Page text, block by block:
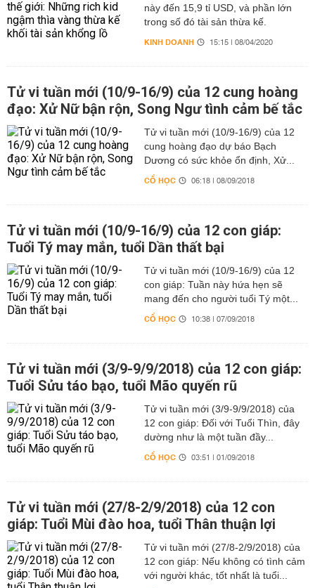
này đến 15,9 tỉ USD, và phần lớn
trong số đó tài sản thừa kế.
KINH DOANH 15:15 | 08/04/2020
Tử vi tuần mới (10/9-16/9) của 12 cung hoàng
đạo: Xử Nữ bận rộn, Song Ngư tình cảm bế tắc
Tử vi tuần mới (10/9-16/9) của 12
cung hoàng đạo dự báo Bạch
Dương có sức khỏe ổn định, Xử...
CỔ HỌC 06:18 | 08/09/2018
Tử vi tuần mới (10/9-16/9) của 12 con giáp:
Tuổi Tý may mắn, tuổi Dần thất bại
Tử vi tuần mới (10/9-16/9) của 12
con giáp: Tuần này hứa hẹn sẽ
mang đến cho người tuổi Tý một...
CỔ HỌC 10:38 | 07/09/2018
Tử vi tuần mới (3/9-9/9/2018) của 12 con giáp:
Tuổi Sửu táo bạo, tuổi Mão quyến rũ
Tử vi tuần mới (3/9-9/9/2018) của
12 con giáp: Đối với Tuổi Thìn, đây
dường như là một tuần đầy...
CỔ HỌC 03:51 | 01/09/2018
Tử vi tuần mới (27/8-2/9/2018) của 12 con
giáp: Tuổi Mùi đào hoa, tuổi Thân thuận lợi
Tử vi tuần mới (27/8-2/9/2018) của
12 con giáp: Nếu không có tình cảm
với người khác, tốt nhất là tuổi...